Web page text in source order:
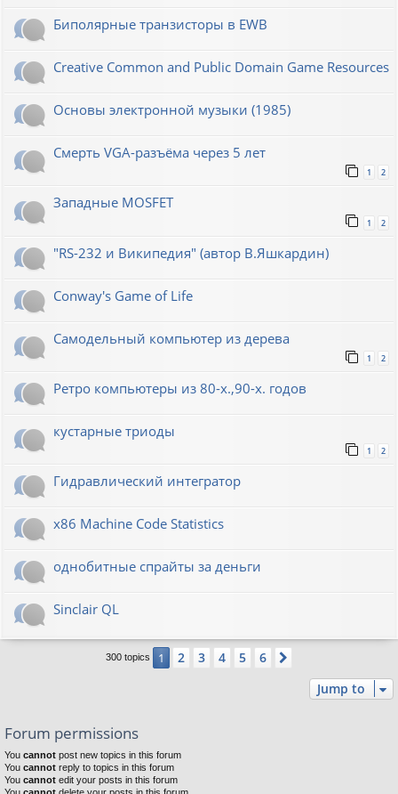
Биполярные транзисторы в EWB
Creative Common and Public Domain Game Resources
Основы электронной музыки (1985)
Смерть VGA-разъёма через 5 лет
1 2
Западные MOSFET
1 2
"RS-232 и Википедия" (автор В.Яшкардин)
Conway's Game of Life
Самодельный компьютер из дерева
1 2
Ретро компьютеры из 80-х.,90-х. годов
кустарные триоды
1 2
Гидравлический интегратор
x86 Machine Code Statistics
однобитные спрайты за деньги
Sinclair QL
300 topics 1 2 3 4 5 6
Jump to
Forum permissions
You cannot post new topics in this forum
You cannot reply to topics in this forum
You cannot edit your posts in this forum